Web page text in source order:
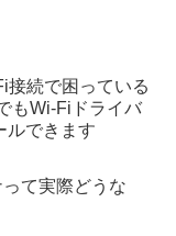
接続で困っている
もWi-Fiドライバ
ルできます
て実際どうな